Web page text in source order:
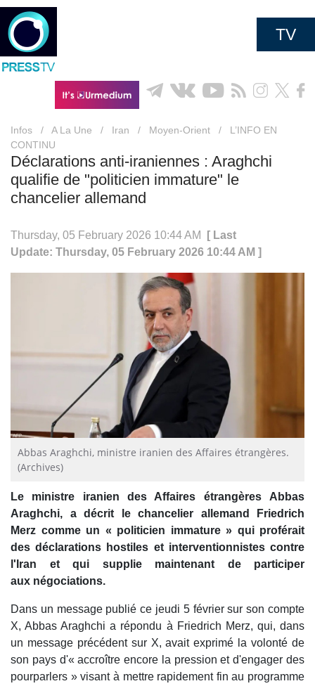
TV
Infos / A La Une / Iran / Moyen-Orient /
L’INFO EN
CONTINU
Déclarations anti-iraniennes : Araghchi
qualifie de "politicien immature" le
chancelier allemand
Thursday, 05 February 2026 10:44 AM
[ Last
Update: Thursday, 05 February 2026 10:44 AM ]
Abbas Araghchi, ministre iranien des Affaires étrangères.
(Archives)
Le ministre iranien des Affaires étrangères Abbas
Araghchi, a décrit le chancelier allemand Friedrich
Merz comme un « politicien immature » qui proférait
des déclarations hostiles et interventionnistes contre
l'Iran et qui supplie maintenant de participer
aux négociations.
Dans un message publié ce jeudi 5 février sur son compte
X, Abbas Araghchi a répondu à Friedrich Merz, qui, dans
un message précédent sur X, avait exprimé la volonté de
son pays d'« accroître encore la pression et d'engager des
pourparlers » visant à mettre rapidement fin au programme